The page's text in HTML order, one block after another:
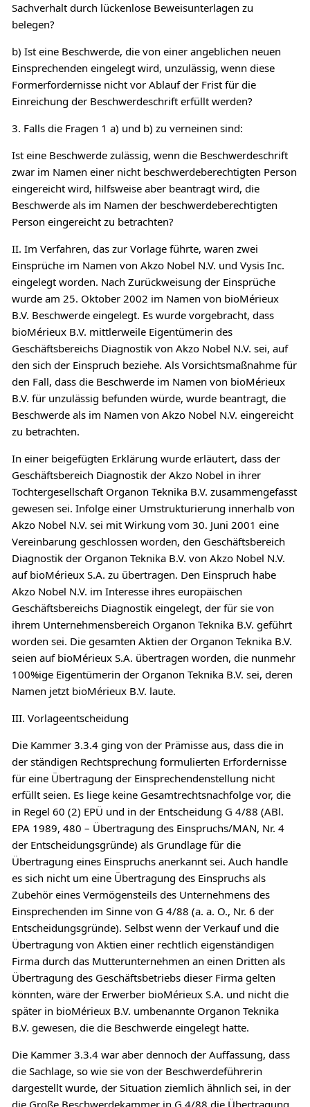
Sachverhalt durch lückenlose Beweisunterlagen zu
belegen?
b) Ist eine Beschwerde, die von einer angeblichen neuen
Einsprechenden eingelegt wird, unzulässig, wenn diese
Formerfordernisse nicht vor Ablauf der Frist für die
Einreichung der Beschwerdeschrift erfüllt werden?
3. Falls die Fragen 1 a) und b) zu verneinen sind:
Ist eine Beschwerde zulässig, wenn die Beschwerdeschrift
zwar im Namen einer nicht beschwerdeberechtigten Person
eingereicht wird, hilfsweise aber beantragt wird, die
Beschwerde als im Namen der beschwerdeberechtigten
Person eingereicht zu betrachten?
II. Im Verfahren, das zur Vorlage führte, waren zwei
Einsprüche im Namen von Akzo Nobel N.V. und Vysis Inc.
eingelegt worden. Nach Zurückweisung der Einsprüche
wurde am 25. Oktober 2002 im Namen von bioMérieux
B.V. Beschwerde eingelegt. Es wurde vorgebracht, dass
bioMérieux B.V. mittlerweile Eigentümerin des
Geschäftsbereichs Diagnostik von Akzo Nobel N.V. sei, auf
den sich der Einspruch beziehe. Als Vorsichtsmaßnahme für
den Fall, dass die Beschwerde im Namen von bioMérieux
B.V. für unzulässig befunden würde, wurde beantragt, die
Beschwerde als im Namen von Akzo Nobel N.V. eingereicht
zu betrachten.
In einer beigefügten Erklärung wurde erläutert, dass der
Geschäftsbereich Diagnostik der Akzo Nobel in ihrer
Tochtergesellschaft Organon Teknika B.V. zusammengefasst
gewesen sei. Infolge einer Umstrukturierung innerhalb von
Akzo Nobel N.V. sei mit Wirkung vom 30. Juni 2001 eine
Vereinbarung geschlossen worden, den Geschäftsbereich
Diagnostik der Organon Teknika B.V. von Akzo Nobel N.V.
auf bioMérieux S.A. zu übertragen. Den Einspruch habe
Akzo Nobel N.V. im Interesse ihres europäischen
Geschäftsbereichs Diagnostik eingelegt, der für sie von
ihrem Unternehmensbereich Organon Teknika B.V. geführt
worden sei. Die gesamten Aktien der Organon Teknika B.V.
seien auf bioMérieux S.A. übertragen worden, die nunmehr
100%ige Eigentümerin der Organon Teknika B.V. sei, deren
Namen jetzt bioMérieux B.V. laute.
III. Vorlageentscheidung
Die Kammer 3.3.4 ging von der Prämisse aus, dass die in
der ständigen Rechtsprechung formulierten Erfordernisse
für eine Übertragung der Einsprechendenstellung nicht
erfüllt seien. Es liege keine Gesamtrechtsnachfolge vor, die
in Regel 60 (2) EPÜ und in der Entscheidung G 4/88 (ABl.
EPA 1989, 480 – Übertragung des Einspruchs/MAN, Nr. 4
der Entscheidungsgründe) als Grundlage für die
Übertragung eines Einspruchs anerkannt sei. Auch handle
es sich nicht um eine Übertragung des Einspruchs als
Zubehör eines Vermögensteils des Unternehmens des
Einsprechenden im Sinne von G 4/88 (a. a. O., Nr. 6 der
Entscheidungsgründe). Selbst wenn der Verkauf und die
Übertragung von Aktien einer rechtlich eigenständigen
Firma durch das Mutterunternehmen an einen Dritten als
Übertragung des Geschäftsbetriebs dieser Firma gelten
könnten, wäre der Erwerber bioMérieux S.A. und nicht die
später in bioMérieux B.V. umbenannte Organon Teknika
B.V. gewesen, die die Beschwerde eingelegt hatte.
Die Kammer 3.3.4 war aber dennoch der Auffassung, dass
die Sachlage, so wie sie von der Beschwerdeführerin
dargestellt wurde, der Situation ziemlich ähnlich sei, in der
die Große Beschwerdekammer in G 4/88 die Übertragung